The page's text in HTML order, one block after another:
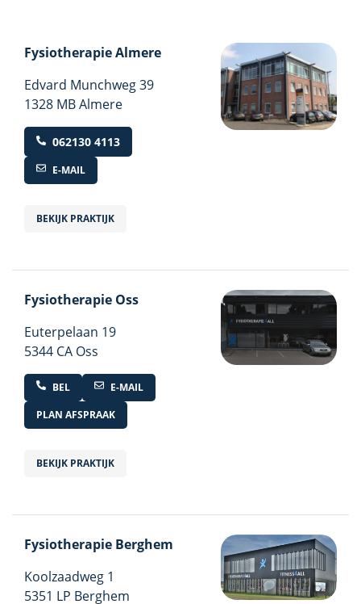
Fysiotherapie Almere
Edvard Munchweg39
1328 MB Almere
062130 4113
E-MAIL
BEKIJK PRAKTIJK
Fysiotherapie Oss
Euterpelaan 19
5344 CA Oss
BEL
E-MAIL
PLAN AFSPRAAK
BEKIJK PRAKTIJK
Fysiotherapie Berghem
Koolzaadweg 1
5351 LP Berghem